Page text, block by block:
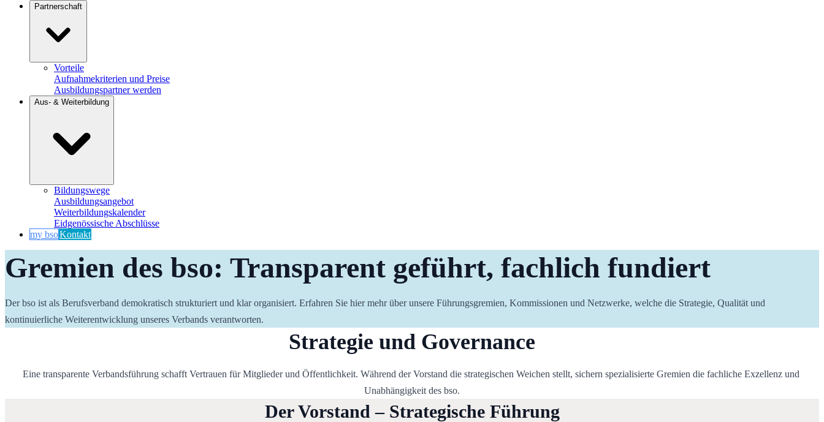
Partnerschaft
Vorteile
Aufnahmekriterien und Preise
Ausbildungspartner werden
Aus- & Weiterbildung
Bildungswege
Ausbildungsangebot
Weiterbildungskalender
Eidgenössische Abschlüsse
my bsoKontakt
Gremien des bso: Transparent geführt, fachlich fundiert
Der bso ist als Berufsverband demokratisch strukturiert und klar organisiert. Erfahren Sie hier mehr über unsere Führungsgremien, Kommissionen und Netzwerke, welche die Strategie, Qualität und
kontinuierliche Weiterentwicklung unseres Verbands verantworten.
Strategie und Governance
Eine transparente Verbandsführung schafft Vertrauen für Mitglieder und Öffentlichkeit. Während der Vorstand die strategischen Weichen stellt, sichern spezialisierte Gremien die fachliche Exzellenz und
Unabhängigkeit des bso.
Der Vorstand – Strategische Führung